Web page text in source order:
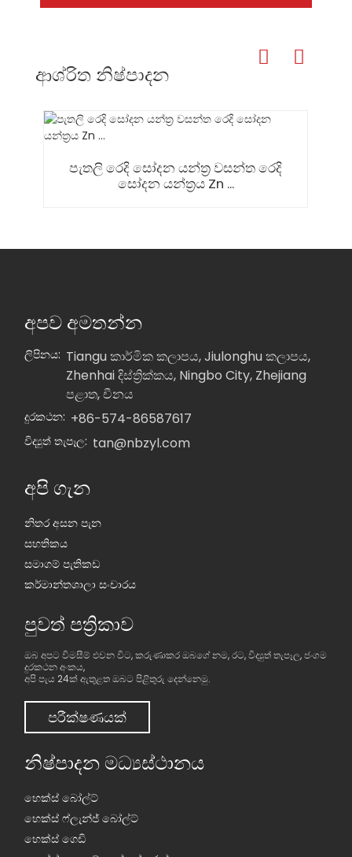
ආශ්රිත නිෂ්පාදන
පැතලි රෙදි සෝදන යන්ත්‍ර වසන්ත රෙදි
සෝදන යන්ත්‍රය Zn ...
අපව අමතන්න
ලිපිනය: Tiangu කාර්මික කලාපය, Jiulonghu කලාපය,
Zhenhai දිස්ත්‍රික්කය, Ningbo City, Zhejiang
පළාත, චීනය
දුරකථන: +86-574-86587617
විද්‍යුත් තැපෑල: tan@nbzyl.com
අපි ගැන
නිතර අසන පැන
සහතිකය
සමාගම් පැතිකඩ
කර්මාන්තශාලා සංචාරය
පුවත් පත්‍රිකාව
ඔබ අපට විමසීම් එවන විට, කරුණාකර ඔබගේ නම, රට, විද්‍යුත් තැපෑල, ජංගම
දුරකථන අංකය,
අපි පැය 24ක් ඇතුළත ඔබට පිළිතුරු දෙන්නෙමු.
පරීක්ෂණයක්
නිෂ්පාදන මධ්‍යස්ථානය
හෙක්ස් බෝල්ට්
හෙක්ස් ෆ්ලැන්ජ් බෝල්ට්
හෙක්ස් ගෙඩි